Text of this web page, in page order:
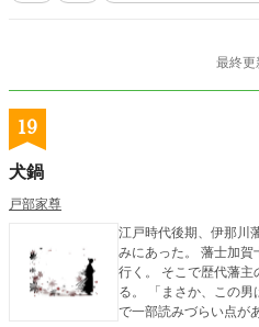
最終更
19
犬鍋
戸部家尊
江戸時代後期、伊那川
みにあった。 藩士加賀
行く。 そこで歴代藩
る。 「まさか、この男は……殿なのか？」 ※戯曲形式ですの
で一部読みづらい点が